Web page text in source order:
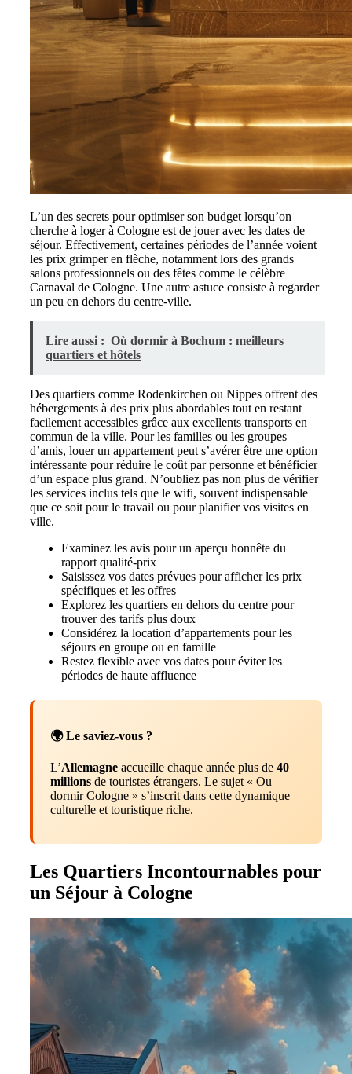
L’un des secrets pour optimiser son budget lorsqu’on
cherche à loger à Cologne est de jouer avec les dates de
séjour. Effectivement, certaines périodes de l’année voient
les prix grimper en flèche, notamment lors des grands
salons professionnels ou des fêtes comme le célèbre
Carnaval de Cologne. Une autre astuce consiste à regarder
un peu en dehors du centre-ville.
Lire aussi : Où dormir à Bochum : meilleurs
quartiers et hôtels
Des quartiers comme Rodenkirchen ou Nippes offrent des
hébergements à des prix plus abordables tout en restant
facilement accessibles grâce aux excellents transports en
commun de la ville. Pour les familles ou les groupes
d’amis, louer un appartement peut s’avérer être une option
intéressante pour réduire le coût par personne et bénéficier
d’un espace plus grand. N’oubliez pas non plus de vérifier
les services inclus tels que le wifi, souvent indispensable
que ce soit pour le travail ou pour planifier vos visites en
ville.
Examinez les avis pour un aperçu honnête du
rapport qualité-prix
Saisissez vos dates prévues pour afficher les prix
spécifiques et les offres
Explorez les quartiers en dehors du centre pour
trouver des tarifs plus doux
Considérez la location d’appartements pour les
séjours en groupe ou en famille
Restez flexible avec vos dates pour éviter les
périodes de haute affluence
🌍 Le saviez-vous ?
L’Allemagne accueille chaque année plus de 40
millions de touristes étrangers. Le sujet « Ou
dormir Cologne » s’inscrit dans cette dynamique
culturelle et touristique riche.
Les Quartiers Incontournables pour
un Séjour à Cologne